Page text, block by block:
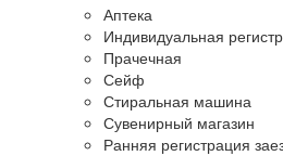
Аптека
Индивидуальная
Прачечная
Сейф
Стиральная машина
Сувенирный магазин
Ранняя регистрация